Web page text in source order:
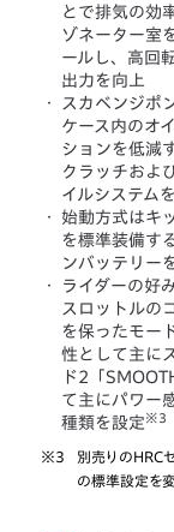
とで排気の効
ゾネーター室
ールし、高回
出力を向上
・
スカベンジポ
ケース内のオ
ションを低減
クラッチおよ
イルシステム
・
始動方式はキ
を標準装備す
ンバッテリー
・
ライダーの好
スロットルの
を保ったモー
性として主に
ド2「
て主にパワー
種類を設定 ※3
※3
別売りのHRC
の標準設定を